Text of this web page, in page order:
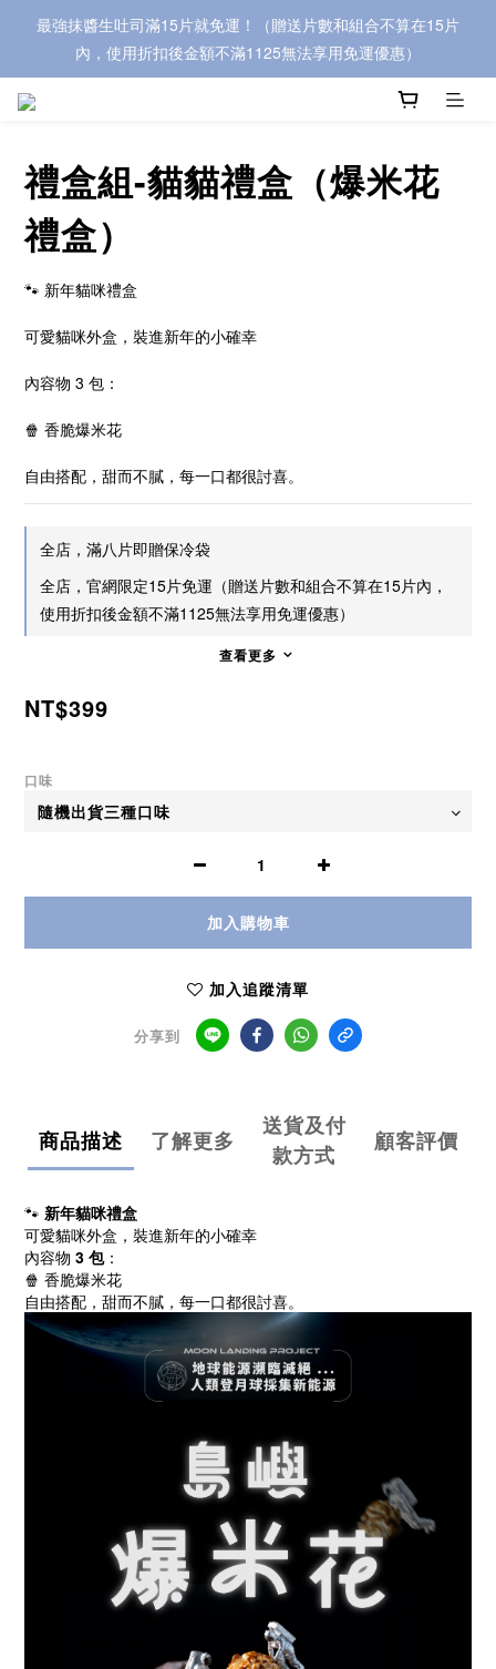
最強抹醬生吐司滿15片就免運！（贈送片數和組合不算在15片
內，使用折扣後金額不滿1125無法享用免運優惠）
禮盒組-貓貓禮盒（爆米花
禮盒）
🐾 新年貓咪禮盒
可愛貓咪外盒，裝進新年的小確幸
內容物 3 包：
🍿 香脆爆米花
自由搭配，甜而不膩，每一口都很討喜。
全店，滿八片即贈保冷袋
全店，官網限定15片免運（贈送片數和組合不算在15片內，
使用折扣後金額不滿1125無法享用免運優惠）
查看更多
NT$399
口味
加入購物車
加入追蹤清單
分享到
商品描述 了解更多
送貨及付
款方式
顧客評價
🐾 新年貓咪禮盒
可愛貓咪外盒，裝進新年的小確幸
內容物 3 包：
🍿 香脆爆米花
自由搭配，甜而不膩，每一口都很討喜。